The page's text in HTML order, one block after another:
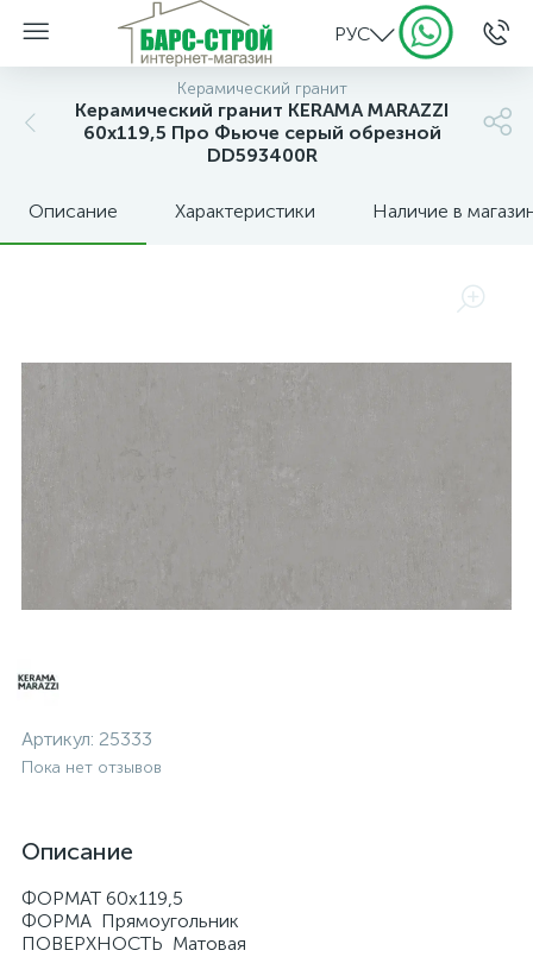
РУС
Керамический гранит
Керамический гранит KERAMA MARAZZI
60x119,5 Про Фьюче серый обрезной
DD593400R
Описание Характеристики Наличие в
Артикул: 25333
Пока нет отзывов
Описание
ФОРМАТ 60x119,5
ФОРМА Прямоугольник
ПОВЕРХНОСТЬ Матовая